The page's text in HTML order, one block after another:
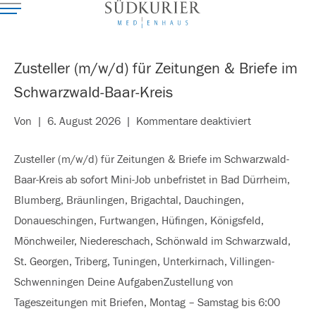
Zusteller (m/w/d) für Zeitungen & Briefe im
Schwarzwald-Baar-Kreis
Von | 6. August 2026 | Kommentare deaktiviertfür
(m/w/d)
für
&
Briefe
im
Baar-
Zusteller (m/w/d) für Zeitungen & Briefe im Schwarzwald-
Baar-Kreis ab sofort Mini-Job unbefristet in Bad Dürrheim,
Blumberg, Bräunlingen, Brigachtal, Dauchingen,
Donaueschingen, Furtwangen, Hüfingen, Königsfeld,
Mönchweiler, Niedereschach, Schönwald im Schwarzwald,
St. Georgen, Triberg, Tuningen, Unterkirnach, Villingen-
Schwenningen Deine AufgabenZustellung von
Tageszeitungen mit Briefen, Montag – Samstag bis 6:00